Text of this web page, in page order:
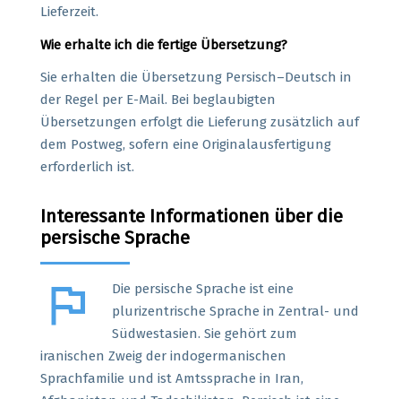
Lieferzeit.
Wie erhalte ich die fertige Übersetzung?
Sie erhalten die Übersetzung Persisch–Deutsch in
der Regel per E-Mail. Bei beglaubigten
Übersetzungen erfolgt die Lieferung zusätzlich auf
dem Postweg, sofern eine Originalausfertigung
erforderlich ist.
Interessante Informationen über die
persische Sprache
flag
Die persische Sprache ist eine
plurizentrische Sprache in Zentral- und
Südwestasien. Sie gehört zum
iranischen Zweig der indogermanischen
Sprachfamilie und ist Amtssprache in Iran,